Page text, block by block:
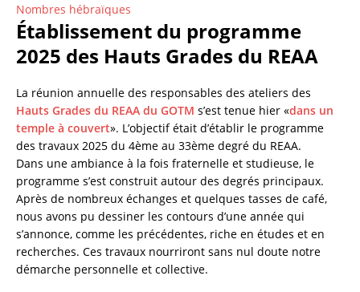
Nombres hébraïques
Établissement du programme
2025 des Hauts Grades du REAA
La réunion annuelle des responsables des ateliers des
Hauts Grades du REAA du GOTM s’est tenue hier «dans un
temple à couvert». L’objectif était d’établir le programme
des travaux 2025 du 4ème au 33ème degré du REAA.
Dans une ambiance à la fois fraternelle et studieuse, le
programme s’est construit autour des degrés principaux.
Après de nombreux échanges et quelques tasses de café,
nous avons pu dessiner les contours d’une année qui
s’annonce, comme les précédentes, riche en études et en
recherches. Ces travaux nourriront sans nul doute notre
démarche personnelle et collective.